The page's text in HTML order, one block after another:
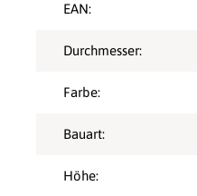
EAN:
Durchmesser:
Farbe:
Bauart:
Höhe: